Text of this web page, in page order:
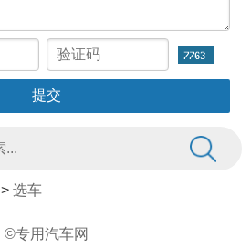
> 选车
©专用汽车网